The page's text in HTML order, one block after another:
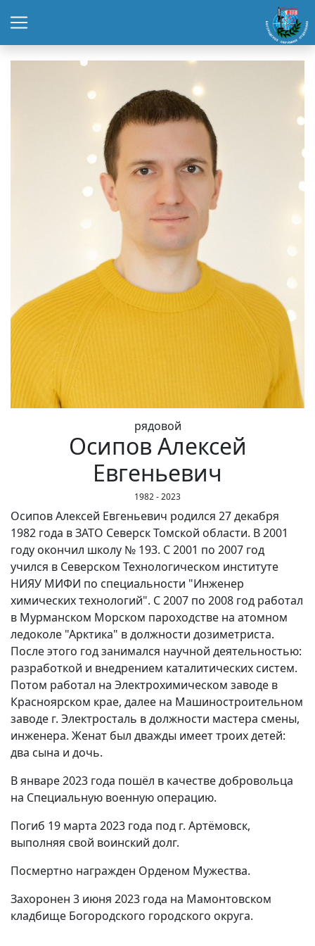
рядовой
Осипов Алексей
Евгеньевич
1982 - 2023
Осипов Алексей Евгеньевич родился 27 декабря
1982 года в ЗАТО Северск Томской области. В 2001
году окончил школу № 193. С 2001 по 2007 год
учился в Северском Технологическом институте
НИЯУ МИФИ по специальности "Инженер
химических технологий". С 2007 по 2008 год работал
в Мурманском Морском пароходстве на атомном
ледоколе "Арктика" в должности дозиметриста.
После этого год занимался научной деятельностью:
разработкой и внедрением каталитических систем.
Потом работал на Электрохимическом заводе в
Красноярском крае, далее на Машиностроительном
заводе г. Электросталь в должности мастера смены,
инженера. Женат был дважды имеет троих детей:
два сына и дочь.
В январе 2023 года пошёл в качестве добровольца
на Специальную военную операцию.
Погиб 19 марта 2023 года под г. Артёмовск,
выполняя свой воинский долг.
Посмертно награжден Орденом Мужества.
Захоронен 3 июня 2023 года на Мамонтовском
кладбище Богородского городского округа.